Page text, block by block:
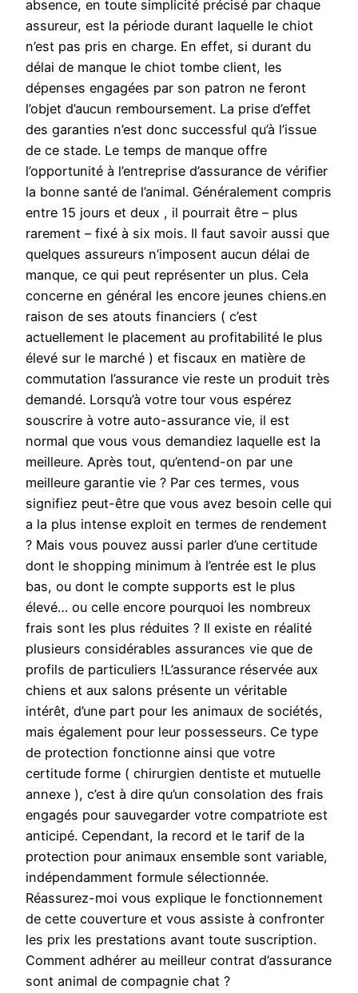
absence, en toute simplicité précisé par chaque
assureur, est la période durant laquelle le chiot
n’est pas pris en charge. En effet, si durant du
délai de manque le chiot tombe client, les
dépenses engagées par son patron ne feront
l’objet d’aucun remboursement. La prise d’effet
des garanties n’est donc successful qu’à l’issue
de ce stade. Le temps de manque offre
l’opportunité à l’entreprise d’assurance de vérifier
la bonne santé de l’animal. Généralement compris
entre 15 jours et deux , il pourrait être – plus
rarement – fixé à six mois. Il faut savoir aussi que
quelques assureurs n’imposent aucun délai de
manque, ce qui peut représenter un plus. Cela
concerne en général les encore jeunes chiens.en
raison de ses atouts financiers ( c’est
actuellement le placement au profitabilité le plus
élevé sur le marché ) et fiscaux en matière de
commutation l’assurance vie reste un produit très
demandé. Lorsqu’à votre tour vous espérez
souscrire à votre auto-assurance vie, il est
normal que vous vous demandiez laquelle est la
meilleure. Après tout, qu’entend-on par une
meilleure garantie vie ? Par ces termes, vous
signifiez peut-être que vous avez besoin celle qui
a la plus intense exploit en termes de rendement
? Mais vous pouvez aussi parler d’une certitude
dont le shopping minimum à l’entrée est le plus
bas, ou dont le compte supports est le plus
élevé… ou celle encore pourquoi les nombreux
frais sont les plus réduites ? Il existe en réalité
plusieurs considérables assurances vie que de
profils de particuliers !L’assurance réservée aux
chiens et aux salons présente un véritable
intérêt, d’une part pour les animaux de sociétés,
mais également pour leur possesseurs. Ce type
de protection fonctionne ainsi que votre
certitude forme ( chirurgien dentiste et mutuelle
annexe ), c’est à dire qu’un consolation des frais
engagés pour sauvegarder votre compatriote est
anticipé. Cependant, la record et le tarif de la
protection pour animaux ensemble sont variable,
indépendamment formule sélectionnée.
Réassurez-moi vous explique le fonctionnement
de cette couverture et vous assiste à confronter
les prix les prestations avant toute suscription.
Comment adhérer au meilleur contrat d’assurance
sont animal de compagnie chat ?